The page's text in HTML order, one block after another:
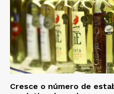
Cresce o número de